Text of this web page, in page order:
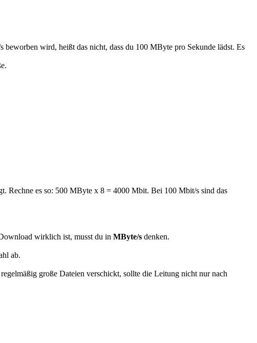
wird, heißt das nicht, dass du 100 MByte pro Sekunde lädst. Es
Rechne es so: 500 MByte x 8 = 4000 Mbit. Bei 100 Mbit/s sind das
wirklich ist, musst du in MByte/s denken.
ab.
große Dateien verschickt, sollte die Leitung nicht nur nach